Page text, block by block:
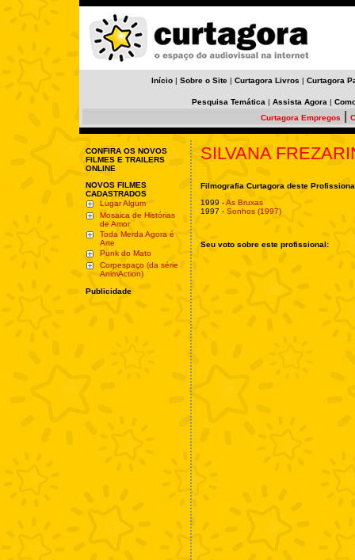
Início | Sobre o Site | Curtagora Livros | Curtagora
Pesquisa Temática | Assista Agora |
Curtagora Empregos
CONFIRA OS NOVOS
FILMES E TRAILERS
ONLINE
NOVOS FILMES
CADASTRADOS
Lugar Algum
Mosaica de Histórias
de Amor
Toda Merda Agora é
Arte
Punk do Mato
Corpespaço (da série
AnimAction)
Publicidade
SILVANA
Filmografia Curtagora deste
1999 -As Bruxas
1997 - Sonhos (1997)
Seu voto sobre este profissional: